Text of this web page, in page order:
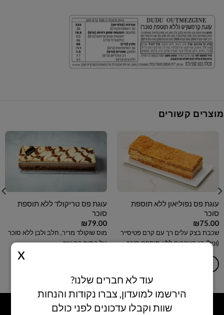
מוצרים קשורים
עוגת פס נפוליאון ללא תוספת
סוכר
₪75.00
שכבת בצק עלים רך עם קרם פטיסייר
(וניל) בין השכבות ללא תוספת סוכר
עוגת פס טריקולד ללא תוספת
סוכר
₪79.00
מוס שוקולד מריר, חלב ולבן ללא סוכר
על בסיס בראוניז
עוד לא חברים שלנו?
הירשמו למועדון, צברו נקודות והנחות
שוות וקבלו עדכונים לפני כולם